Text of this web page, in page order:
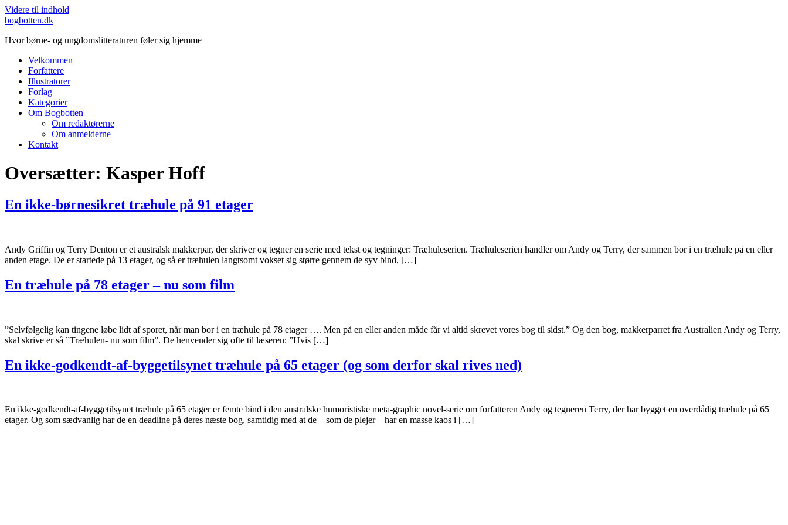
Videre til indhold
bogbotten.dk
Hvor børne- og ungdomslitteraturen føler sig hjemme
Velkommen
Forfattere
Illustratorer
Forlag
Kategorier
Om Bogbotten
Om redaktørerne
Om anmelderne
Kontakt
Oversætter: Kasper Hoff
En ikke-børnesikret træhule på 91 etager
Andy Griffin og Terry Denton er et australsk makkerpar, der skriver og tegner en serie med tekst og tegninger: Træhuleserien. Træhuleserien handler om Andy og Terry, der sammen bor i en træhule på en eller
anden etage. De er startede på 13 etager, og så er træhulen langtsomt vokset sig større gennem de syv bind, […]
En træhule på 78 etager – nu som film
”Selvfølgelig kan tingene løbe lidt af sporet, når man bor i en træhule på 78 etager …. Men på en eller anden måde får vi altid skrevet vores bog til sidst.” Og den bog, makkerparret fra Australien Andy og Terry,
skal skrive er så ”Træhulen- nu som film”. De henvender sig ofte til læseren: ”Hvis […]
En ikke-godkendt-af-byggetilsynet træhule på 65 etager (og som derfor skal rives ned)
En ikke-godkendt-af-byggetilsynet træhule på 65 etager er femte bind i den australske humoristiske meta-graphic novel-serie om forfatteren Andy og tegneren Terry, der har bygget en overdådig træhule på 65
etager. Og som sædvanlig har de en deadline på deres næste bog, samtidig med at de – som de plejer – har en masse kaos i […]